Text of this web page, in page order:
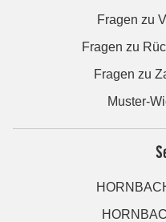
Fragen zu
Fragen zu
Fragen zu
Muster-